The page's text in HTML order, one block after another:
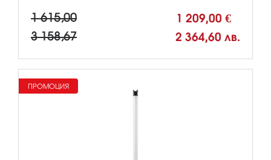
1 615,00 1 209,00 €
3 158,67 2 364,60 лв.
ПРОМОЦИЯ